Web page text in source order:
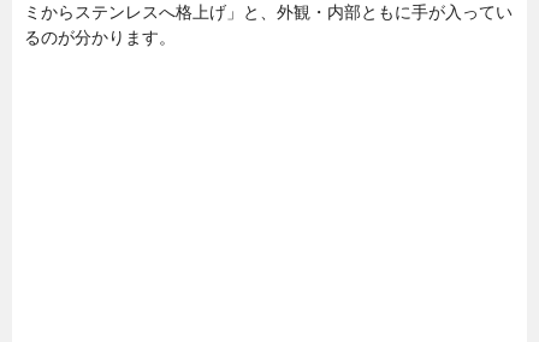
ミからステンレスへ格上げ」と、外観・内部ともに手が入ってい
るのが分かります。